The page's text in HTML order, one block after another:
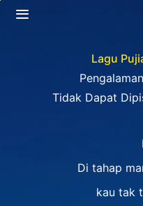
Lagu
Tidak Dapat
Di tahap
kau tak